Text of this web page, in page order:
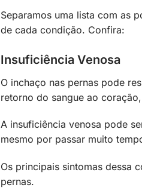
Separamos uma lista com as
de cada condição. Confira:
Insuficiência Venosa
O inchaço nas pernas pode
retorno do sangue ao
A insuficiência venosa pode
mesmo por passar muito
Os principais sintomas dessa
pernas.